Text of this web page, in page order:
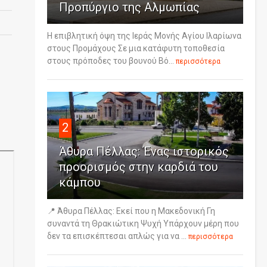
Προπύργιο της Αλμωπίας
Η επιβλητική όψη της Ιεράς Μονής Αγίου Ιλαρίωνα
στους Προμάχους Σε μια κατάφυτη τοποθεσία
στους πρόποδες του βουνού Βό...
περισσότερα
2
Άθυρα Πέλλας: Ένας ιστορικός
προορισμός στην καρδιά του
κάμπου
📍 Άθυρα Πέλλας: Εκεί που η Μακεδονική Γη
συναντά τη Θρακιώτικη Ψυχή Υπάρχουν μέρη που
δεν τα επισκέπτεσαι απλώς για να ...
περισσότερα